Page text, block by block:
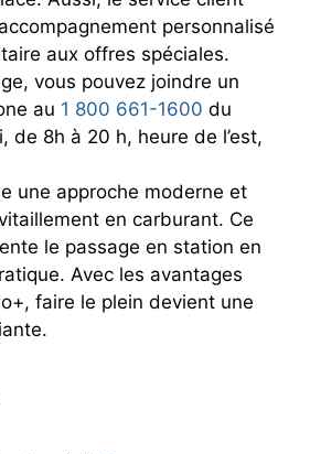
personnalisé
aux offres spéciales.
vous pouvez joindre un
au 1 800 661-1600 du
de 8h à 20 h, heure de l’est,
une approche moderne et
en carburant. Ce
le passage en station en
Avec les avantages
faire le plein devient une